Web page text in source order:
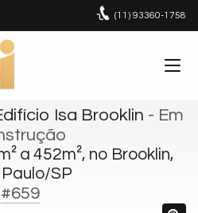
(11) 93360-1758
Isa Brooklin - Em
a 452m², no Brooklin,
SP
#659